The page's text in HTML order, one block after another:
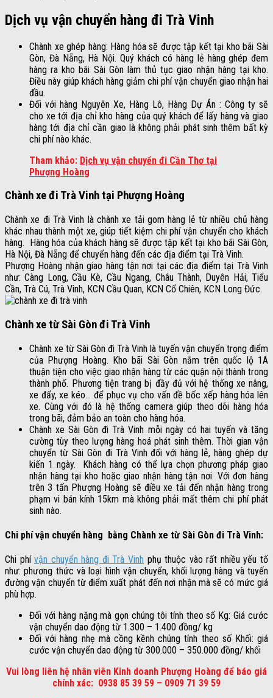
Dịch vụ vận chuyển hàng đi Trà Vinh
Chành xe ghép hàng: Hàng hóa sẽ được tập kết tại kho bãi Sài
Gòn, Đà Nẵng, Hà Nội. Quý khách có hàng lẻ hàng ghép đem
hàng ra kho bãi Sài Gòn làm thủ tục giao nhận hàng tại kho.
Điều này giúp khách hàng giảm chi phí vận chuyển giao nhận hai
đầu.
Đối với hàng Nguyên Xe, Hàng Lô, Hàng Dự Án : Công ty sẽ
cho xe tới địa chỉ kho hàng của quý khách để lấy hàng và giao
hàng tới địa chỉ cần giao là không phải phát sinh thêm bất kỳ
chi phí nào khác.
Tham khảo: Dịch vụ vận chuyển đi Cần Thơ tại
Phượng Hoàng
Chành xe đi Trà Vinh tại Phượng Hoàng
Chành xe đi Trà Vinh là chành xe tải gom hàng lẻ từ nhiều chủ hàng
khác nhau thành một xe, giúp tiết kiệm chi phí vận chuyển cho khách
hàng. Hàng hóa của khách hàng sẽ được tập kết tại kho bãi Sài Gòn,
Hà Nội, Đà Nẵng để chuyển hàng đến các địa điểm tại Trà Vinh.
Phượng Hoàng nhận giao hàng tận nơi tại các địa điểm tại Trà Vinh
như: Càng Long, Cầu Kè, Cầu Ngang, Châu Thành, Duyên Hải, Tiểu
Cần, Trà Cú, Trà Vinh, KCN Cầu Quan, KCN Cổ Chiên, KCN Long Đức.
Chành xe từ Sài Gòn đi Trà Vinh
Chành xe từ Sài Gòn đi Trà Vinh là tuyến vận chuyển trọng điểm
của Phượng Hoàng. Kho bãi Sài Gòn nằm trên quốc lộ 1A
thuận tiện cho việc giao nhận hàng từ các quận nội thành trong
thành phố. Phương tiện trang bị đầy đủ với hệ thống xe nâng,
xe đẩy, xe kéo… để phục vụ cho vấn đề bốc xếp hàng hóa lên
xe. Cùng với đó là hệ thống camera giúp theo dõi hàng hóa
trong bãi, đảm bảo an toàn cho hàng hóa.
Chành xe Sài Gòn đi Trà Vinh mỗi ngày có hai tuyến và tăng
cường tùy theo lượng hàng hoá phát sinh thêm. Thời gian vận
chuyển từ Sài Gòn đi Trà Vinh đối với hàng lẻ, hàng ghép dự
kiến 1 ngày. Khách hàng có thể lựa chọn phương pháp giao
nhận hàng tại kho hoặc giao nhận hàng tận nơi. Với đơn hàng
trên 3 tấn Phượng Hoàng sẽ điều xe tải đến nhận hàng trong
phạm vi bán kính 15km mà không phải mất thêm chi phí phát
sinh nào.
Chi phí vận chuyển hàng bằng Chành xe từ Sài Gòn đi Trà Vinh:
Chi phívận chuyển hàng đi Trà Vinh phụ thuộc vào rất nhiều yếu tố
như: phương thức và loại hình vận chuyển, khối lượng hàng và tuyến
đường vận chuyển từ điểm xuất phát đến nơi nhận mà sẽ có mức giá
phù hợp.
Đối với hàng nặng mà gọn chúng tôi tính theo số Kg: Giá cước
vận chuyển dao động từ 1.300 – 1.400 đồng/ kg
Đối với hàng nhẹ mà cồng kềnh chúng tính theo số Khối: giá
cước vận chuyển dao động từ 300.000 – 350.000 đồng/ khối
Vui lòng liên hệ nhân viên Kinh doanh Phượng Hoàng để báo giá
chính xác: 0938 85 39 59 – 0909 71 39 59